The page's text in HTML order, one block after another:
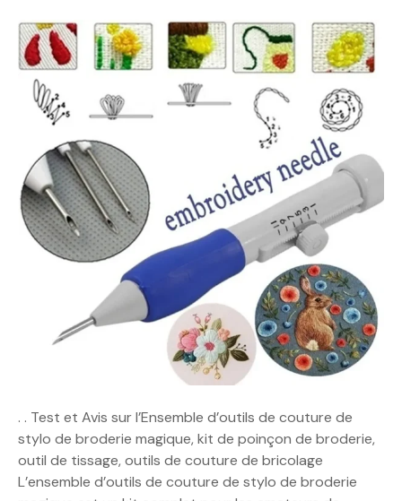
. . Test et Avis sur l’Ensemble d’outils de couture de
stylo de broderie magique, kit de poinçon de broderie,
outil de tissage, outils de couture de bricolage
L’ensemble d’outils de couture de stylo de broderie